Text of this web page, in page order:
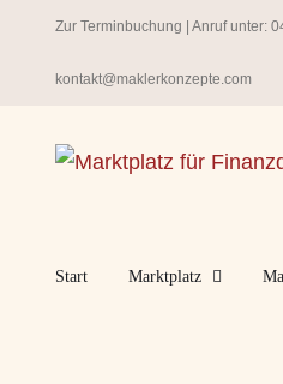
springen
Zur Terminbuchung | Anruf unter:
kontakt@maklerkonzepte.com
Start Marktplatz